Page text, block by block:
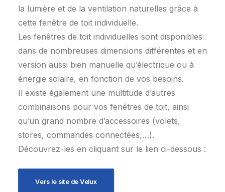
la lumière et de la ventilation naturelles grâce à
cette fenêtre de toit individuelle.
Les fenêtres de toit individuelles sont disponibles
dans de nombreuses dimensions différentes et en
version aussi bien manuelle qu’électrique ou à
énergie solaire, en fonction de vos besoins.
Il existe également une multitude d’autres
combinaisons pour vos fenêtres de toit, ainsi
qu’un grand nombre d’accessoires (volets,
stores, commandes connectées,…).
Découvrez-les en cliquant sur le lien ci-dessous :
Vers le site de Velux